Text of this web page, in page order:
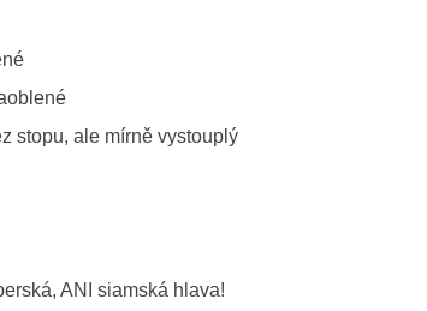
stopu, ale mírně vystouplý
ANI siamská hlava!